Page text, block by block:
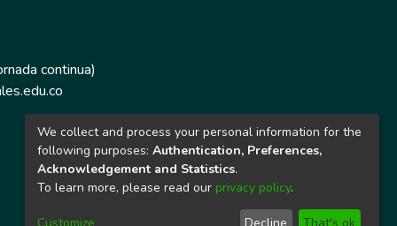
continua)
We collect and process your personal information for the
following purposes: Authentication, Preferences,
Acknowledgement and Statistics.
To learn more, please read our privacy policy.